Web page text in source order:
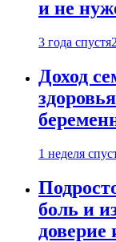
и не
3 года спустя
Доход
1 неделя
боль и
доверие